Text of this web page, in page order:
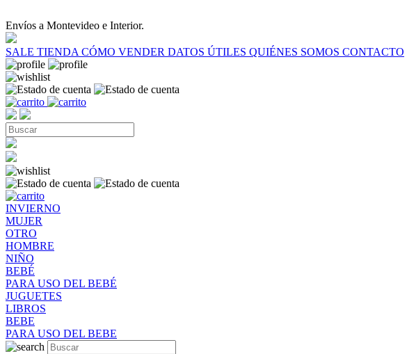
Envíos a Montevideo e Interior.
SALE TIENDA CÓMO VENDER DATOS ÚTILES QUIÉNES SOMOS CONTACTO
INVIERNO
MUJER
OTRO
HOMBRE
NIÑO
BEBÉ
PARA USO DEL BEBÉ
JUGUETES
LIBROS
BEBE
PARA USO DEL BEBE